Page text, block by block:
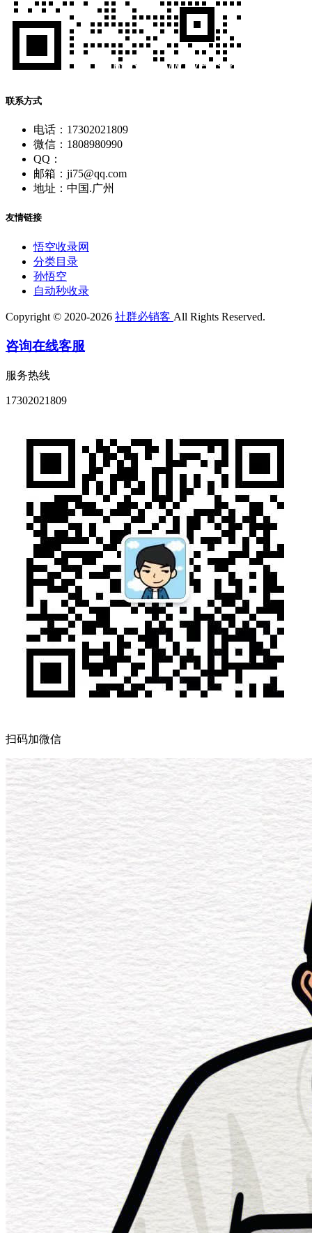
联系方式
电话：17302021809
微信：1808980990
QQ：
邮箱：ji75@qq.com
地址：中国.广州
友情链接
悟空收录网
分类目录
孙悟空
自动秒收录
Copyright © 2020-2026 社群必销客 All Rights Reserved.
咨询在线客服
服务热线
17302021809
扫码加微信